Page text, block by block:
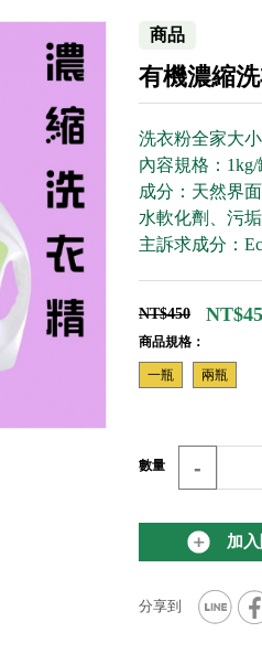
商品
有機濃縮
洗衣粉全家大
內容規格：1kg/
成分：天然界
水軟化劑、污
主訴求成分：
NT$450
商品規格：
一瓶 兩瓶
數量 -
加